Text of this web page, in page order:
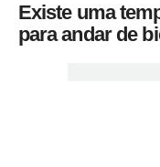
Existe uma
para andar de